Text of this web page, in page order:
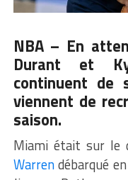
NBA – En
Durant et
continuent de
viennent de
saison.
Miami était sur le
Warrendébarqué